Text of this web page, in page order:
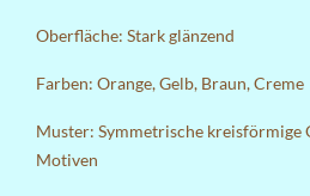
Oberfläche: Stark glänzend
Farben: Orange, Gelb, Braun, Creme
Muster: Symmetrische kreisförmige
Motiven